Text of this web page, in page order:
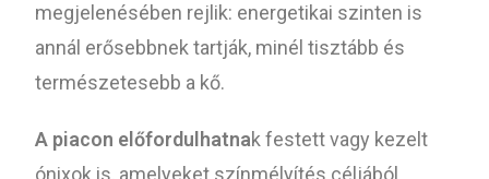
megjelenésében rejlik: energetikai szinten is
annál erősebbnek tartják, minél tisztább és
természetesebb a kő.
A piacon előfordulhatnak festett vagy kezelt
ónixok is, amelyeket színmélyítés céljából